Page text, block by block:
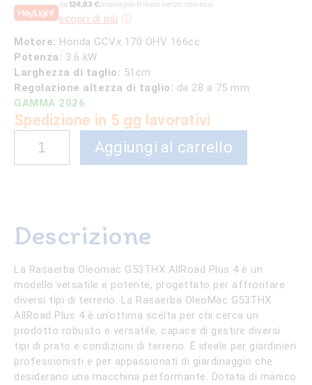
originale
era:
927,00 €.
attuale
è:
749,00 €.
da124,83 €/mese per 6 mesi senza interessi
scopri di più
Motore: Honda GCVx 170 OHV 166cc
Potenza: 3.6 kW
Larghezza di taglio: 51cm
Regolazione altezza di taglio: da 28 a 75 mm
GAMMA 2026
Spedizione in 5 gg lavorativi
Rasaerba
Plus
quantità
Aggiungi al carrello
Descrizione
La Rasaerba Oleomac G53THX AllRoad Plus 4 è un
modello versatile e potente, progettato per affrontare
diversi tipi di terreno. La Rasaerba OleoMac G53THX
AllRoad Plus 4 è un’ottima scelta per chi cerca un
prodotto robusto e versatile, capace di gestire diversi
tipi di prato e condizioni di terreno. È ideale per giardinieri
professionisti e per appassionati di giardinaggio che
desiderano una macchina performante. Dotata di manico